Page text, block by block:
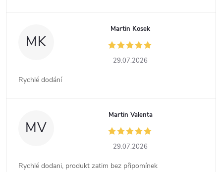
MK
Martin Kosek
29.07.2026
Rychlé dodání
MV
Martin Valenta
29.07.2026
Rychlé dodani, produkt zatim bez připomínek